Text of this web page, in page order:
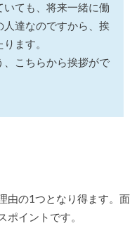
ても、将来一緒に働
人達なのですから、挨
ます。
、こちらから挨拶がで
由の1つとなり得ます。面
イントです。